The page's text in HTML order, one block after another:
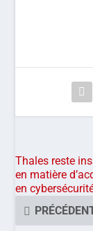
Thales reste
en matière
en